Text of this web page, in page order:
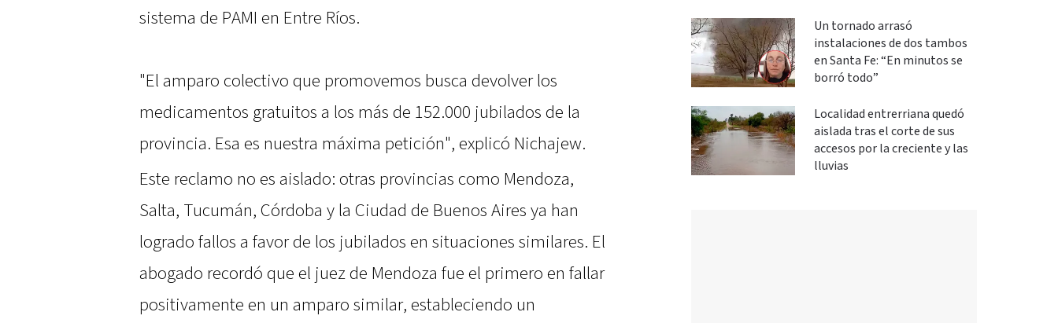
sistema de PAMI en Entre Ríos.
"El amparo colectivo que promovemos busca devolver los
medicamentos gratuitos a los más de 152.000 jubilados de la
provincia. Esa es nuestra máxima petición", explicó Nichajew.
Este reclamo no es aislado: otras provincias como Mendoza,
Salta, Tucumán, Córdoba y la Ciudad de Buenos Aires ya han
logrado fallos a favor de los jubilados en situaciones similares. El
abogado recordó que el juez de Mendoza fue el primero en fallar
positivamente en un amparo similar, estableciendo un
Un tornado arrasó
instalaciones de dos tambos
en Santa Fe: “En minutos se
borró todo”
Localidad entrerriana quedó
aislada tras el corte de sus
accesos por la creciente y las
lluvias